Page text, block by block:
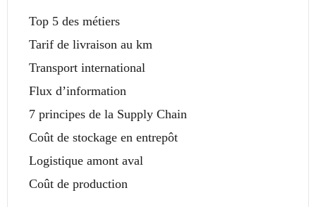
Top 5 des métiers
Tarif de livraison au km
Transport international
Flux d’information
7 principes de la Supply Chain
Coût de stockage en entrepôt
Logistique amont aval
Coût de production